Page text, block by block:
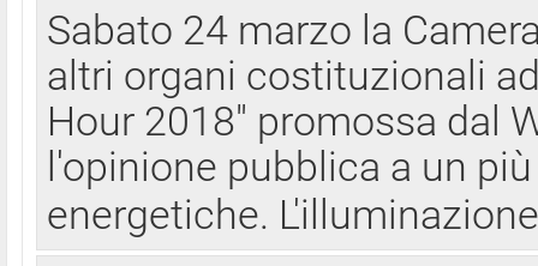
Sabato 24 marzo la
altri organi costituzionali
Hour 2018" promossa dal
l'opinione pubblica a un
energetiche.